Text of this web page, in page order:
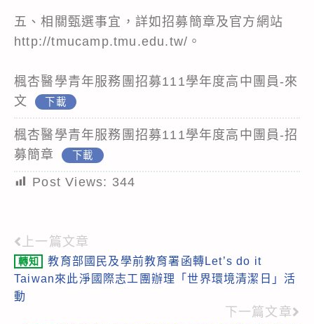
五、相關甄選事宜，詳如招募簡章及官方網站
http://tmucamp.tmu.edu.tw/。
楓杏醫學青年服務團招募111學年度高中團員-來
文
下載
楓杏醫學青年服務團招募111學年度高中團員-招
募簡章
下載
Post Views: 344
Read
more
articles
上一篇文章
轉知
教育部國民及學前教育署函轉Let’s do it
Taiwan來此淨國際志工團辦理「世界環境清潔日」活
動
下一篇文章